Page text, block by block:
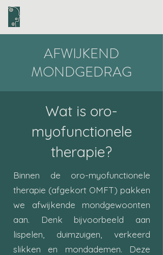
AFWIJKEND
MONDGEDRAG
Wat is oro-
myofunctionele
therapie?
​Binnen de oro-myofunctionele
therapie (afgekort OMFT) pakken
we afwijkende mondgewoonten
aan. Denk bijvoorbeeld aan
lispelen, duimzuigen, verkeerd
slikken en mondademen. Deze